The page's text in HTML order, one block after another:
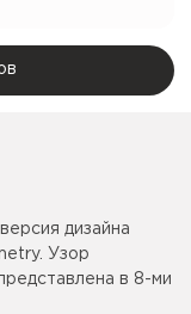
дизайна
Узор
в 8-ми